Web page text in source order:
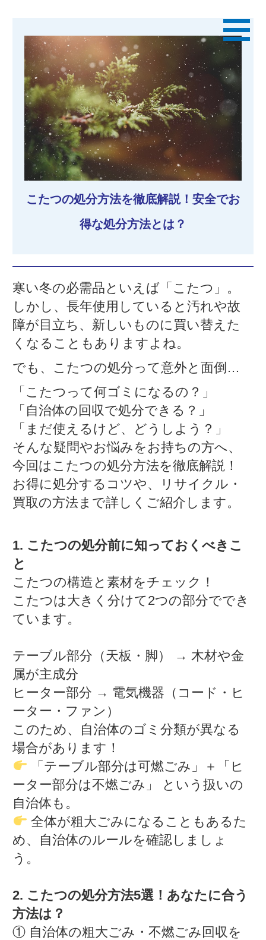
こたつの処分方法を徹底解説！安全でお
得な処分方法とは？
寒い冬の必需品といえば「こたつ」。
しかし、長年使用していると汚れや故
障が目立ち、新しいものに買い替えた
くなることもありますよね。
でも、こたつの処分って意外と面倒…
「こたつって何ゴミになるの？」
「自治体の回収で処分できる？」
「まだ使えるけど、どうしよう？」
そんな疑問やお悩みをお持ちの方へ、
今回はこたつの処分方法を徹底解説！
お得に処分するコツや、リサイクル・
買取の方法まで詳しくご紹介します。
1. こたつの処分前に知っておくべきこ
と
こたつの構造と素材をチェック！
こたつは大きく分けて2つの部分ででき
ています。
テーブル部分（天板・脚） → 木材や金
属が主成分
ヒーター部分 → 電気機器（コード・ヒ
ーター・ファン）
このため、自治体のゴミ分類が異なる
場合があります！
「テーブル部分は可燃ごみ」＋「ヒ
ーター部分は不燃ごみ」 という扱いの
自治体も。
全体が粗大ごみになることもあるた
め、自治体のルールを確認しましょ
う。
2. こたつの処分方法5選！あなたに合う
方法は？
① 自治体の粗大ごみ・不燃ごみ回収を